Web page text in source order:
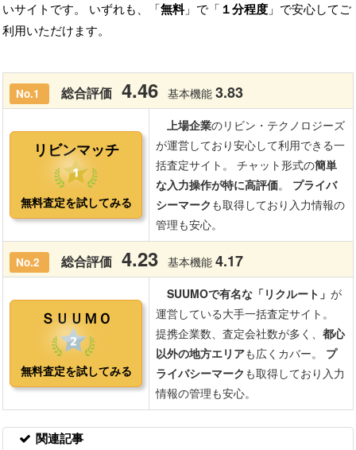
いサイトです。 いずれも、「無料」で「 １分程度 」で安心してご
利用いただけます。
関連記事